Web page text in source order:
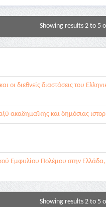
Showing results 2 to 5
οι διεθνείς διαστάσεις του
ακαδημαϊκής και δημόσιας
Εμφυλίου Πολέμου στην
Showing results 2 to 5